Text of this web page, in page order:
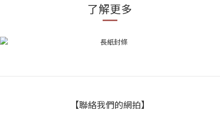
了解更多
【聯絡我們的網拍】